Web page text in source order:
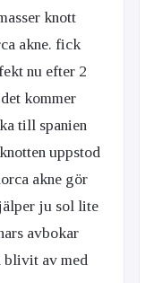
knott
akne. fick
nu efter 2
kommer
till spanien
uppstod
akne gör
ju sol lite
avbokar
blivit av med